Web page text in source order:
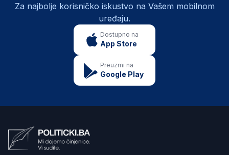
Za najbolje korisničko iskustvo na Vašem mobilnom
uređaju.
Dostupno na
App Store
Preuzmi na
Google Play